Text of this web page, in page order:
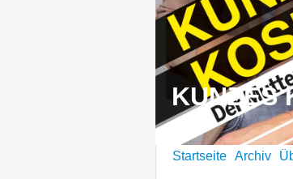
KUNZES
Startseite Archiv